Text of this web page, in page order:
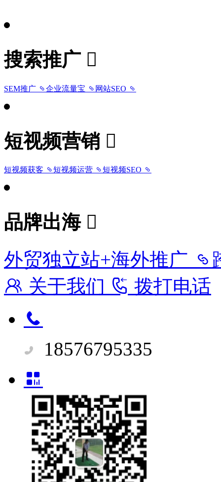
搜索推广
SEM推广 企业流量宝 网站SEO
短视频营销
短视频获客 短视频运营 短视频SEO
品牌出海
外贸独立站+海外推广
关于我们
拨打电话
18576795335